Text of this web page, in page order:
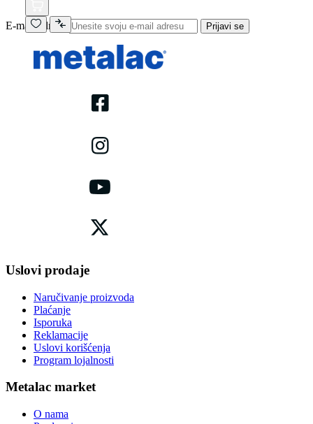
E-mail adresa Prijavi se
Uslovi prodaje
Naručivanje proizvoda
Plaćanje
Isporuka
Reklamacije
Uslovi korišćenja
Program lojalnosti
Metalac market
O nama